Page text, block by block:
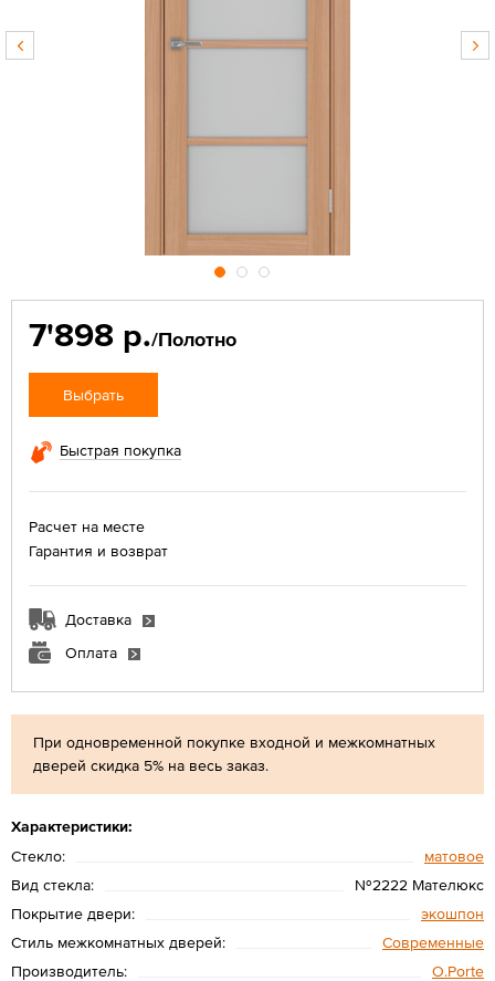
При одновременной покупке входной и межкомнатных
дверей скидка 5% на весь заказ.
Характеристики:
Стекло:
матовое
Вид стекла:
№2222 Мателюкс
Покрытие двери:
экошпон
Стиль межкомнатных дверей:
Современные
Производитель:
O.Porte
7'898 р./Полотно
Выбрать
Быстрая покупка
Расчет на месте
Гарантия и возврат
Доставка
Оплата